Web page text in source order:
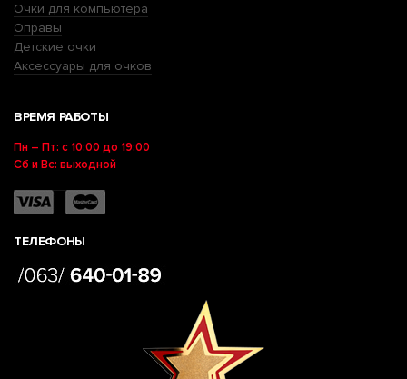
Очки для компьютера
Оправы
Детские очки
Аксессуары для очков
ВРЕМЯ РАБОТЫ
Пн – Пт: с 10:00 до 19:00
Сб и Вс: выходной
ТЕЛЕФОНЫ